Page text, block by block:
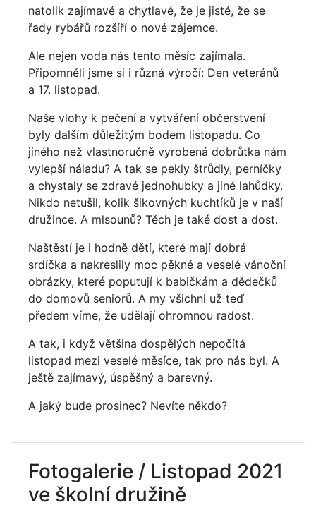
natolik zajímavé a chytlavé, že je jisté, že se
řady rybářů rozšíří o nové zájemce.
Ale nejen voda nás tento měsíc zajímala.
Připomněli jsme si i různá výročí: Den veteránů
a 17. listopad.
Naše vlohy k pečení a vytváření občerstvení
byly dalším důležitým bodem listopadu. Co
jiného než vlastnoručně vyrobená dobrůtka nám
vylepší náladu? A tak se pekly štrůdly, perníčky
a chystaly se zdravé jednohubky a jiné lahůdky.
Nikdo netušil, kolik šikovných kuchtíků je v naší
družince. A mlsounů? Těch je také dost a dost.
Naštěstí je i hodně dětí, které mají dobrá
srdíčka a nakreslily moc pěkné a veselé vánoční
obrázky, které poputují k babičkám a dědečků
do domovů seniorů. A my všichni už teď
předem víme, že udělají ohromnou radost.
A tak, i když většina dospělých nepočítá
listopad mezi veselé měsíce, tak pro nás byl. A
ještě zajímavý, úspěšný a barevný.
A jaký bude prosinec? Nevíte někdo?
Fotogalerie / Listopad 2021
ve školní družině